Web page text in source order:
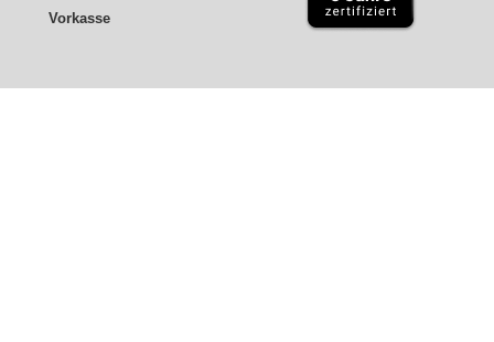
Vorkasse